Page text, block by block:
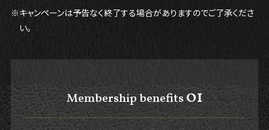
※キャンペーンは予告なく終了する場合がありますのでご了承くださ
い。
Membership benefits01